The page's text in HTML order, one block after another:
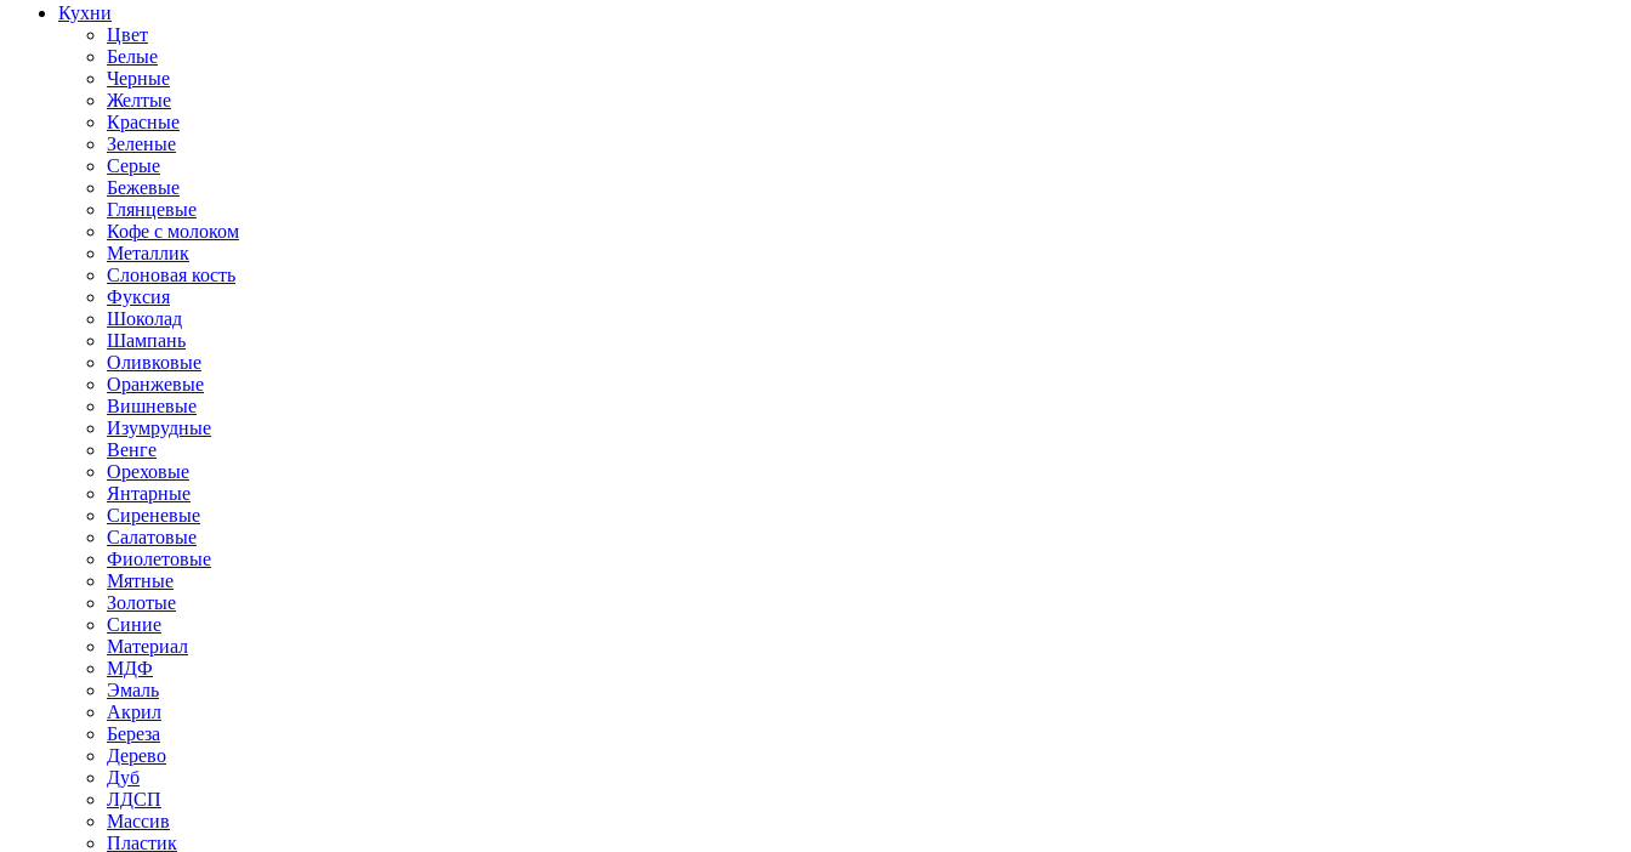
Кухни
Цвет
Белые
Черные
Желтые
Красные
Зеленые
Серые
Бежевые
Глянцевые
Кофе с молоком
Металлик
Слоновая кость
Фуксия
Шоколад
Шампань
Оливковые
Оранжевые
Вишневые
Изумрудные
Венге
Ореховые
Янтарные
Сиреневые
Салатовые
Фиолетовые
Мятные
Золотые
Синие
Материал
МДФ
Эмаль
Акрил
Береза
Дерево
Дуб
ЛДСП
Массив
Пластик